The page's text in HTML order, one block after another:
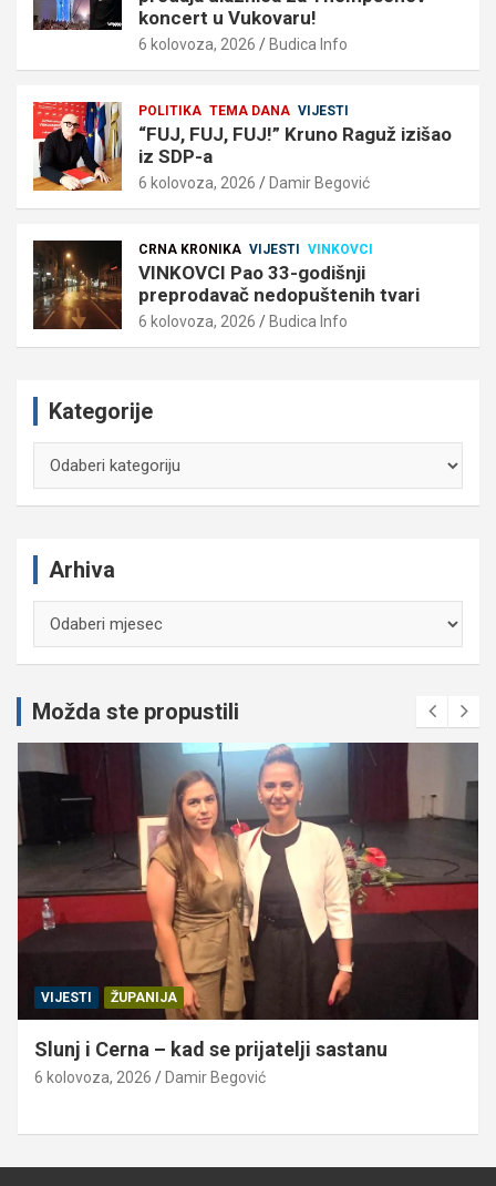
koncert u Vukovaru!
6 kolovoza, 2026 Budica Info
POLITIKA TEMA DANA VIJESTI
“FUJ, FUJ, FUJ!” Kruno Raguž izišao
iz SDP-a
6 kolovoza, 2026 Damir Begović
CRNA KRONIKA VIJESTI VINKOVCI
VINKOVCI Pao 33-godišnji
preprodavač nedopuštenih tvari
6 kolovoza, 2026 Budica Info
Kategorije
Arhiva
Možda ste propustili
VIJESTI ŽUPANIJA
Slunj i Cerna – kad se prijatelji sastanu
6 kolovoza, 2026 Damir Begović